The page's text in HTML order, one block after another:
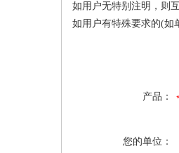
如用户无特别注明，则
如用户有特殊要求的(如
产品：
您的单位：